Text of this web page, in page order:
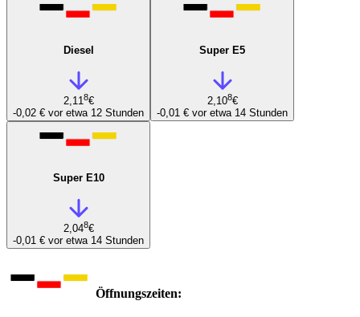
Diesel
2,118€
-0,02 € vor etwa 12 Stunden
Super E5
2,108€
-0,01 € vor etwa 14 Stunden
Super E10
2,048€
-0,01 € vor etwa 14 Stunden
Öffnungszeiten: